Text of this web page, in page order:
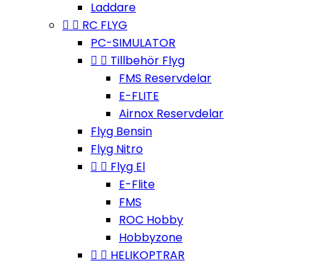
Laddare
  RC FLYG
PC-SIMULATOR
  Tillbehör Flyg
FMS Reservdelar
E-FLITE
Airnox Reservdelar
Flyg Bensin
Flyg Nitro
  Flyg El
E-Flite
FMS
ROC Hobby
Hobbyzone
  HELIKOPTRAR